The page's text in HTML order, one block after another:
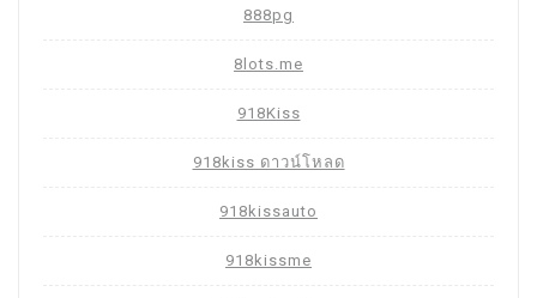
888pg
8lots.me
918Kiss
918kiss ดาวน์โหลด
918kissauto
918kissme